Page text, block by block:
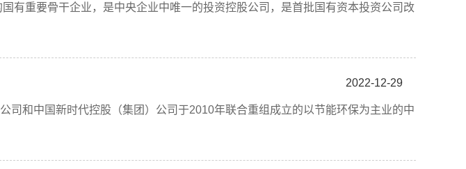
重要骨干企业，是中央企业中唯一的投资控股公司，是首批国有资本投资公司改
2022-12-29
和中国新时代控股（集团）公司于2010年联合重组成立的以节能环保为主业的中